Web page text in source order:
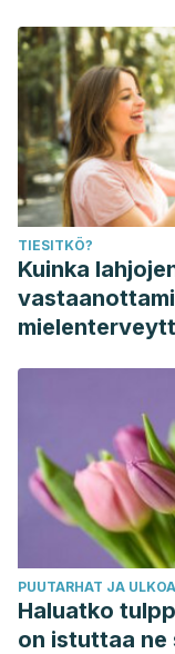
TIESITKÖ?
Kuinka
PUUTARHAT JA ULKOA
Haluatko
on istuttaa ne